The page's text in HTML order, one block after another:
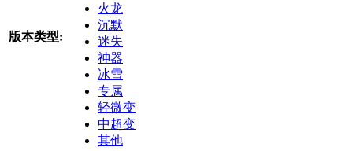
版本类型:
火龙
沉默
迷失
神器
冰雪
专属
轻微变
中超变
其他